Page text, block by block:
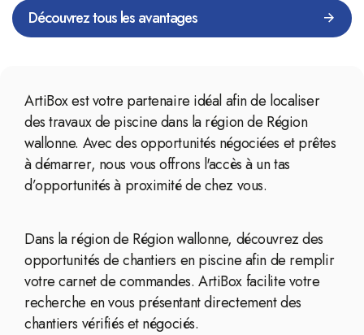
Découvrez tous les avantages
ArtiBox est votre partenaire idéal afin de localiser
des travaux de piscine dans la région de Région
wallonne. Avec des opportunités négociées et prêtes
à démarrer, nous vous offrons l'accès à un tas
d’opportunités à proximité de chez vous.
Dans la région de Région wallonne, découvrez des
opportunités de chantiers en piscine afin de remplir
votre carnet de commandes. ArtiBox facilite votre
recherche en vous présentant directement des
chantiers vérifiés et négociés.